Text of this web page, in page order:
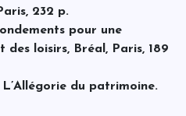
232 p.
pour une
loisirs, Bréal, Paris, 189
L’Allégorie du patrimoine.